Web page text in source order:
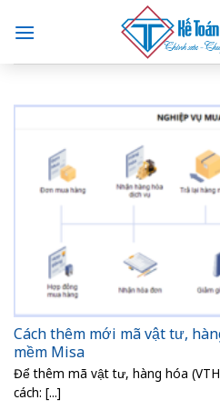
content
Cách thêm mới mã vật tư,
mềm Misa
Để thêm mã vật tư, hàng hóa
cách: [...]